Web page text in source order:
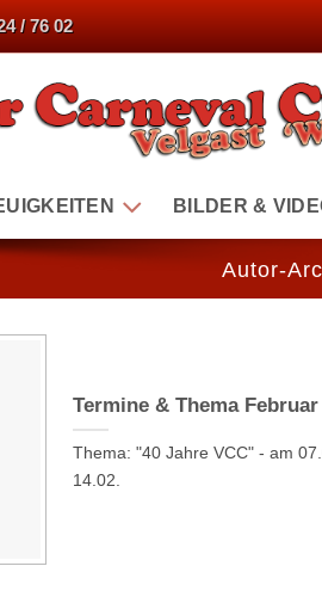
/ 76 02
BILDER &
Autor-
Termine & Thema Februar
Thema: "40 Jahre VCC" - am
14.02.